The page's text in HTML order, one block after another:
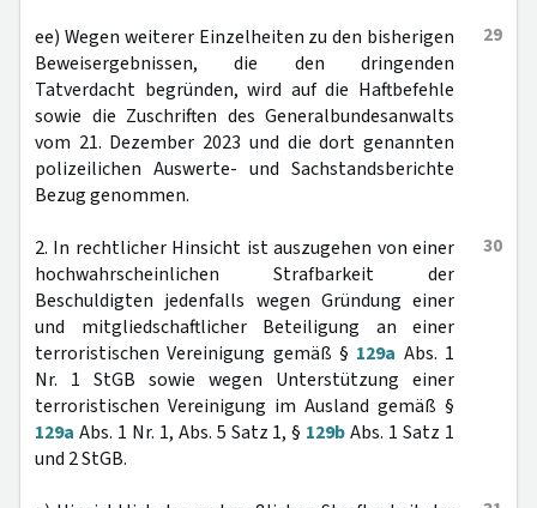
29
ee) Wegen weiterer Einzelheiten zu den bisherigen
Beweisergebnissen, die den dringenden
Tatverdacht begründen, wird auf die Haftbefehle
sowie die Zuschriften des Generalbundesanwalts
vom 21. Dezember 2023 und die dort genannten
polizeilichen Auswerte- und Sachstandsberichte
Bezug genommen.
30
2. In rechtlicher Hinsicht ist auszugehen von einer
hochwahrscheinlichen Strafbarkeit der
Beschuldigten jedenfalls wegen Gründung einer
und mitgliedschaftlicher Beteiligung an einer
terroristischen Vereinigung gemäß § 129a Abs. 1
Nr. 1 StGB sowie wegen Unterstützung einer
terroristischen Vereinigung im Ausland gemäß §
129a Abs. 1 Nr. 1, Abs. 5 Satz 1, § 129bAbs. 1 Satz 1
und 2 StGB.